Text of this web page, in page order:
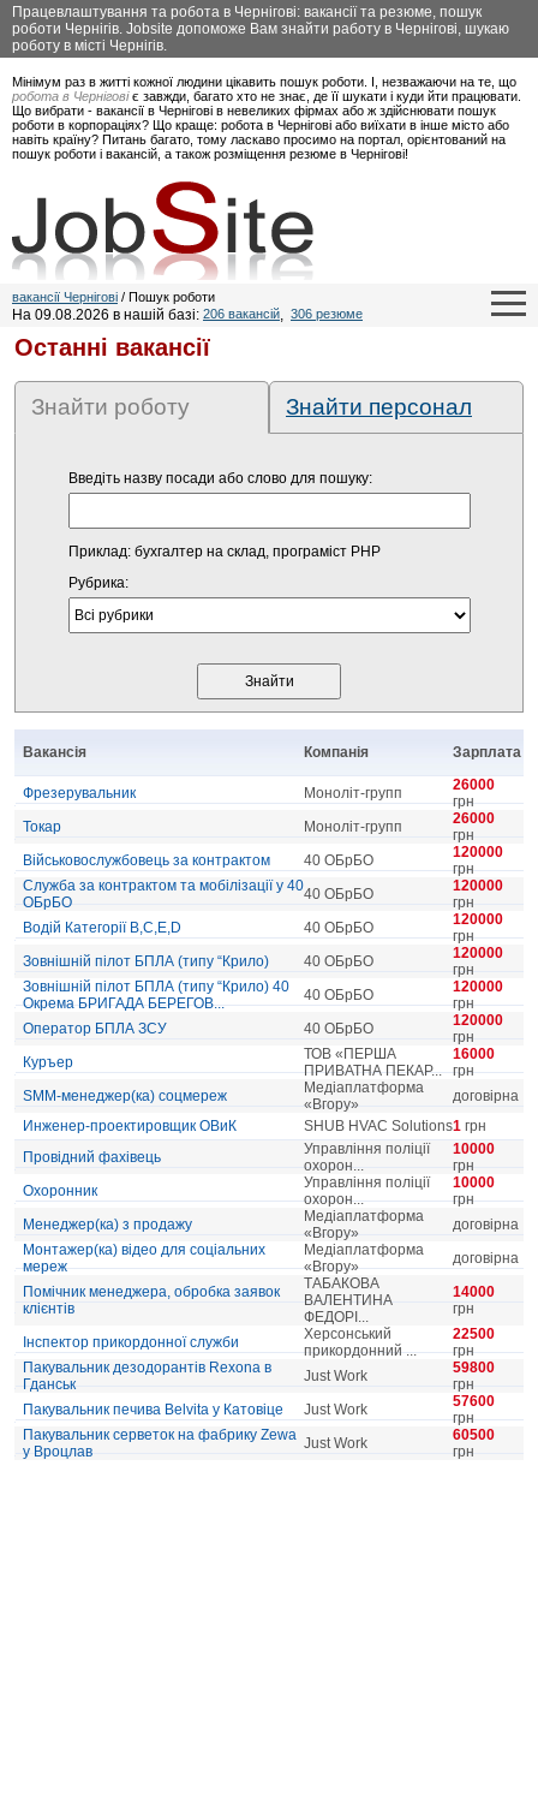
Працевлаштування та робота в Чернігові: вакансії та резюме, пошук
роботи Чернігів. Jobsite допоможе Вам знайти работу в Чернігові, шукаю
роботу в місті Чернігів.
Мінімум раз в житті кожної людини цікавить пошук роботи. І, незважаючи на те, що
робота в Черніговіє завжди, багато хто не знає, де її шукати і куди йти працювати.
Що вибрати - вакансії в Чернігові в невеликих фірмах або ж здійснювати пошук
роботи в корпораціях? Що краще: робота в Чернігові або виїхати в інше місто або
навіть країну? Питань багато, тому ласкаво просимо на портал, орієнтований на
пошук роботи і вакансій, а також розміщення резюме в Чернігові!
вакансії Чернігові / Пошук роботи
На 09.08.2026 в нашій базі: 206 вакансій, 306 резюме
Останні вакансії
Знайти роботу Знайти персонал
Введіть назву посади або слово для пошуку:
Приклад: бухгалтер на склад, програміст PHP
Рубрика:
Вакансія Компанія Зарплата
Фрезерувальник Моноліт-групп
26000
грн
Токар
Моноліт-групп
26000
грн
Військовослужбовець за контрактом
40 ОБрБО
120000
грн
Служба за контрактом та мобілізації у 40
ОБрБО
40 ОБрБО
120000
грн
Водій Категорії В,С,Е,D
40 ОБрБО
120000
грн
Зовнішній пілот БПЛА (типу “Крило)
40 ОБрБО
120000
грн
Зовнішній пілот БПЛА (типу “Крило) 40
Окрема БРИГАДА БЕРЕГОВ...
40 ОБрБО
120000
грн
Оператор БПЛА ЗСУ
40 ОБрБО
120000
грн
Куръер
ТОВ «ПЕРША
ПРИВАТНА ПЕКАР...
16000
грн
SMM-менеджер(ка) соцмереж
Медіаплатформа
«Вгору»
договірна
Инженер-проектировщик ОВиК
SHUB HVAC Solutions1 грн
Провідний фахівець
Управління поліції
охорон...
10000
грн
Охоронник
Управління поліції
охорон...
10000
грн
Менеджер(ка) з продажу
Медіаплатформа
«Вгору»
договірна
Монтажер(ка) відео для соціальних
мереж
Медіаплатформа
«Вгору»
договірна
Помічник менеджера, обробка заявок
клієнтів
ТАБАКОВА
ВАЛЕНТИНА
ФЕДОРI...
14000
грн
Інспектор прикордонної служби
Херсонський
прикордонний ...
22500
грн
Пакувальник дезодорантів Rexona в
Гданськ
Just Work
59800
грн
Пакувальник печива Belvita у Катовіце
Just Work
57600
грн
Пакувальник серветок на фабрику Zewa
у Вроцлав
Just Work
60500
грн